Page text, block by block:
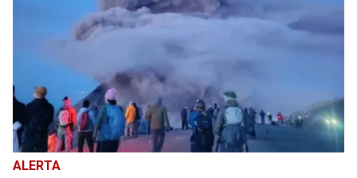
ALERTA